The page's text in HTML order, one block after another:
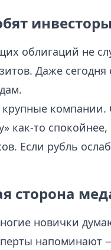
облигаций не
Даже сегодня
компании.
как-то
Если рубль
сторона
новички
напоминают